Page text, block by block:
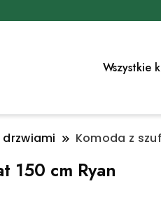
Wszystkie
Komoda z
150 cm Ryan